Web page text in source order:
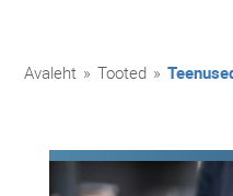
Avaleht » Tooted »